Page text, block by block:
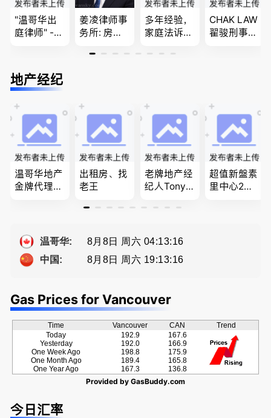
"温哥华出
庭律师" -
法， 建
筑， 人身
纠纷，审判
姜凌律师事
务所: 房产
件。婚姻
多年经验，
家庭法诉
户, 遗产认
语，列治文
陈卓律师事
务所 (ATA L
aw Corpor
ation)
CHAK LAW
翟骏刑事交
地产经纪
温哥华地产
金牌代理经
恳的朋友
出租房、找
老王
老牌地产经
纪人Tony L
经验买卖
佣
超值新盤素
里中心2房1
温哥华:
8月8日 周六 04:13:17
中国:
8月8日 周六 19:13:17
Gas Prices for Vancouver
Time Vancouver CAN
Trend
Today
Yesterday
One Week Ago
One Month Ago
One Year Ago
192.9
192.0
198.8
189.4
167.3
167.6
166.9
175.9
165.8
136.8
Provided by GasBuddy.com
今日汇率